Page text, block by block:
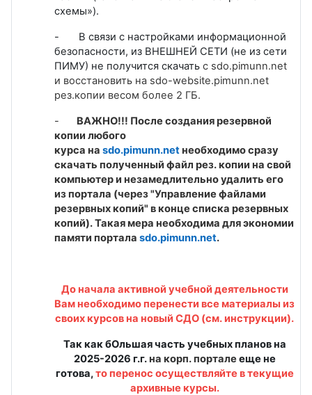
схемы»).
- В связи с настройками информационной
безопасности, из ВНЕШНЕЙ СЕТИ (не из сети
ПИМУ) не получится скачать с sdo.pimunn.net
и восстановить на sdo-website.pimunn.net
рез.копии весом более 2 ГБ.
-
ВАЖНО!!! После создания резервной
копии любого
курса на sdo.pimunn.netнеобходимо сразу
скачать полученный файл рез. копии на свой
компьютер и незамедлительно удалить его
из портала (через "Управление файлами
резервных копий" в конце списка резервных
копий). Такая мера необходима для экономии
памяти портала sdo.pimunn.net.
До начала активной учебной деятельности
Вам необходимо перенести все материалы из
своих курсов на новый СДО (см. инструкции).
Так как бОльшая часть учебных планов на
2025-2026 г.г.на корп. портале еще не
готова,то перенос осуществляйте в текущие
архивные курсы.